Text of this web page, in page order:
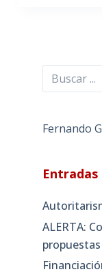
Buscar
Fernando
ALERTA: